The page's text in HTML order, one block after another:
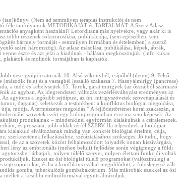
(Nem ad semmilyen terápiás instrukciót és nem
féle tanfolyamok METODIKÁJÁT és TARTALMÁT. A Szerv Atlasz
anyagként használni? Lefordítaná más nyelvekre, vagy akár ki is
többi részének sokszorosítása, publikációja, (sem egészében, sem
bármely formáját - semmilyen formában és értelemben) a szerző
szárú háromszög). Az atlasz másolása, publikálása, képek, ábrák,
észre és azt jelzi a kiadónak - hálásan megköszönjük. (info kukac
plakátok és molinók formájában is kaphatók.
vese-gyűjtőcsatornák 10. Alsó vékonybél, csípőbél (ileum) 9. Felső
(második fele) és a vastagbél leszálló szakasza 7. Hasnyálmirigy (pancreas)
a tüdő és kehelysejtek 15. Torok, garat mirigyek (az ősszájból származó
agyban. Az idegrendszeri változás vezérlésváltozást eredményez az
agytörzs a legősibb sejttípust, az ún. mirigyszövetek szövettáplálását és
daganat) keletkezik a testünkben: a konfliktus biológiai megoldása,
módja. A természetes megoldás.” A fejlődéstörténet korai szakaszán, a
szövetek ezért egy különprogramban erre ma sem képesek. Az
produkálnak – mindenkinél egyformán kialakulnak a csíralemezek.
és prosztata, jobb oldali térfél SZERV Ha teljesülnek a biológiai
kialakuló elváltozásnak mindig van konkrét biológiai értelme, célja,
fellazításához, szétáztatásához szükséges. Jó tudni, hogy
de az a szövetek között felhalmozódott folyadék onnan kiszivárgása,
lény az embrionális (méhen belüli) fejlődése során végigmegy a földi
agytörzsbe, láthatjuk, milyen túlélő szervei, milyen élettani funkciói voltak
Ezeket az ősi biológiai túlélő programokat (valószínűleg) a
és ha a konfliktus ezáltal megoldódott, a fölöslegessé vált
gomba, tuberkulózis gombabaktérium. Más mikrobák ezekkel az ősi
a későbbi embrióformával együtt ábrázoljuk.